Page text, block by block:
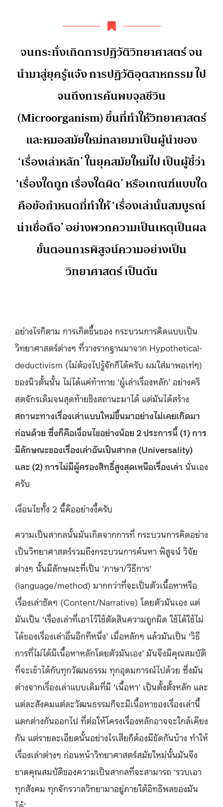
จนกระทั่งเกิดการปฏิวัติวิทยาศาสตร์ จน
นำมาสู่ยุครู้แจ้ง การปฏิวัติอุตสาหกรรม ไป
จนถึงการค้นพบจุลชีวิน
(Microorganism) ขึ้นที่ทำให้วิทยาศาสตร์
และหมอสมัยใหม่กลายมาเป็นผู้นำของ
‘เรื่องเล่าหลัก’ ในยุคสมัยใหม่ไป เป็นผู้ชี้ว่า
‘เรื่องใดถูก เรื่องใดผิด’ หรือเกณฑ์แบบใด
คือข้อกำหนดที่ทำให้ ‘เรื่องเล่านั้นสมบูรณ์
น่าเชื่อถือ’ อย่างพวกความเป็นเหตุเป็นผล
ขั้นตอนการพิสูจน์ความอย่างเป็น
วิทยาศาสตร์ เป็นต้น
อย่างไรก็ตาม การเกิดขึ้นของ กระบวนการคิดแบบเป็น
วิทยาศาสตร์ต่างๆ ที่วางรากฐานมาจาก Hypothetical-
deductivism (ไม่ต้องไปรู้จักก็ได้ครับ ผมใส่มาพอเท่ๆ)
ของนิวตั้นนั้น ไม่ได้แค่ท้าทาย ‘ผู้เล่าเรื่องหลัก’ อย่างคริ
สตจักรเดิมจนสุดท้ายชิงสถานะมาได้ แต่มันได้สร้าง
สถานะทางเรื่องเล่าแบบใหม่ขึ้นมาอย่างไม่เคยเกิดมา
ก่อนด้วย ซึ่งก็คือเงื่อนไขอย่างน้อย 2 ประการนี้ (1) การ
มีลักษณะของเรื่องเล่าอันเป็นสากล (Universality)
และ (2) การไม่มีผู้ครองสิทธิ์สูงสุดเหนือเรื่องเล่า นั่นเอง
ครับ
เงื่อนไขทั้ง 2 นี้คืออย่างงี้ครับ
ความเป็นสากลนั้นมันเกิดจากการที่ กระบวนการคิดอย่าง
เป็นวิทยาศาสตร์รวมถึงกระบวนการค้นหา พิสูจน์ วิจัย
ต่างๆ นั้นมีลักษณะที่เป็น ‘ภาษา/วีธีการ’
(language/method) มากกว่าที่จะเป็นตัวเนื้อหาหรือ
เรื่องเล่าชัดๆ (Content/Narrative) โดยตัวมันเอง แต่
มันเป็น ‘เรื่องเล่าที่เอาไว้ใช้ตัดสินความถูกผิด ใช้ได้ใช้ไม่
ได้ของเรื่องเล่าอื่นอีกทีหนึ่ง’ เมื่อหลักๆ แล้วมันเป็น ‘วิธี
การที่ไม่ได้มีเนื้อหาหลักโดยตัวมันเอง’ มันจึงมีคุณสมบัติ
ที่จะเข้าได้กับทุกวัฒนธรรม ทุกอุดมการณ์ไปด้วย ซึ่งมัน
ต่างจากเรื่องเล่าแบบเดิมที่มี ‘เนื้อหา’ เป็นตั้งตั้งหลัก และ
แต่ละสังคมแต่ละวัฒนธรรมก็จะมีเนื้อหาของเรื่องเล่านี้
แตกต่างกันออกไป ที่ต่อให้โครงเรื่องหลักอาจจะใกล้เคียง
กัน แต่รายละเอียดนั้นอย่างไรเสียก็ต้องมีขัดกันบ้าง ทำให้
เรื่องเล่าต่างๆ ก่อนหน้าวิทยาศาสตร์สมัยใหม่นั้นมันจึง
ขาดคุณสมบัติของความเป็นสากลที่จะสามารถ ‘รวบเอา
ทุกสังคม ทุกจักรวาลวิทยามาอยู่ภายใต้อิทธิพลของมัน